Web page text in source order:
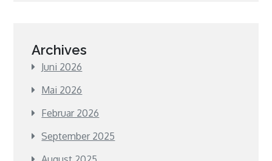
Archives
Juni 2026
Mai 2026
Februar 2026
September 2025